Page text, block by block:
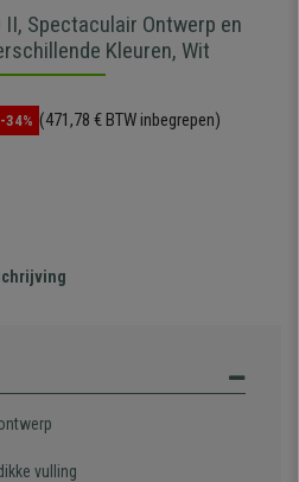
II, Spectaculair Ontwerp en
Kleuren, Wit
-34% (471,78 € BTW inbegrepen)
vulling